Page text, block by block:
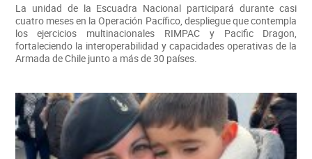
La unidad de la Escuadra Nacional participará durante casi
cuatro meses en la Operación Pacífico, despliegue que contempla
los ejercicios multinacionales RIMPAC y Pacific Dragon,
fortaleciendo la interoperabilidad y capacidades operativas de la
Armada de Chile junto a más de 30 países.